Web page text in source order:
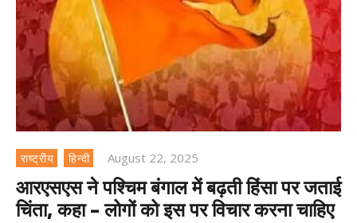
राष्ट्रीय हिन्दी August 22, 2025
आरएसएस ने पश्चिम बंगाल में बढ़ती हिंसा पर जताई
चिंता, कहा – लोगों को इस पर विचार करना चाहिए